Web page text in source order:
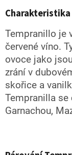
Tempranillo je
červené víno.
ovoce jako
zrání v
skořice a
Tempranilla
Garnachou,